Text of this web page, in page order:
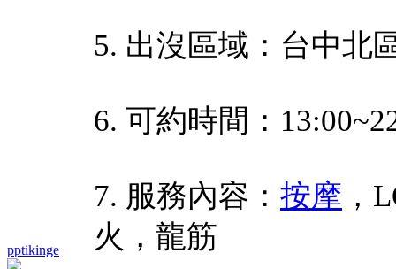
pptikinge
5. 出沒區域：台中北
6. 可約時間：
7. 服務內容： 按摩 ，
火，龍筋